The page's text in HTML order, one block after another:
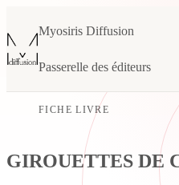
Myosiris Diffusion
Passerelle des éditeurs
FICHE LIVRE
GIROUETTES DE